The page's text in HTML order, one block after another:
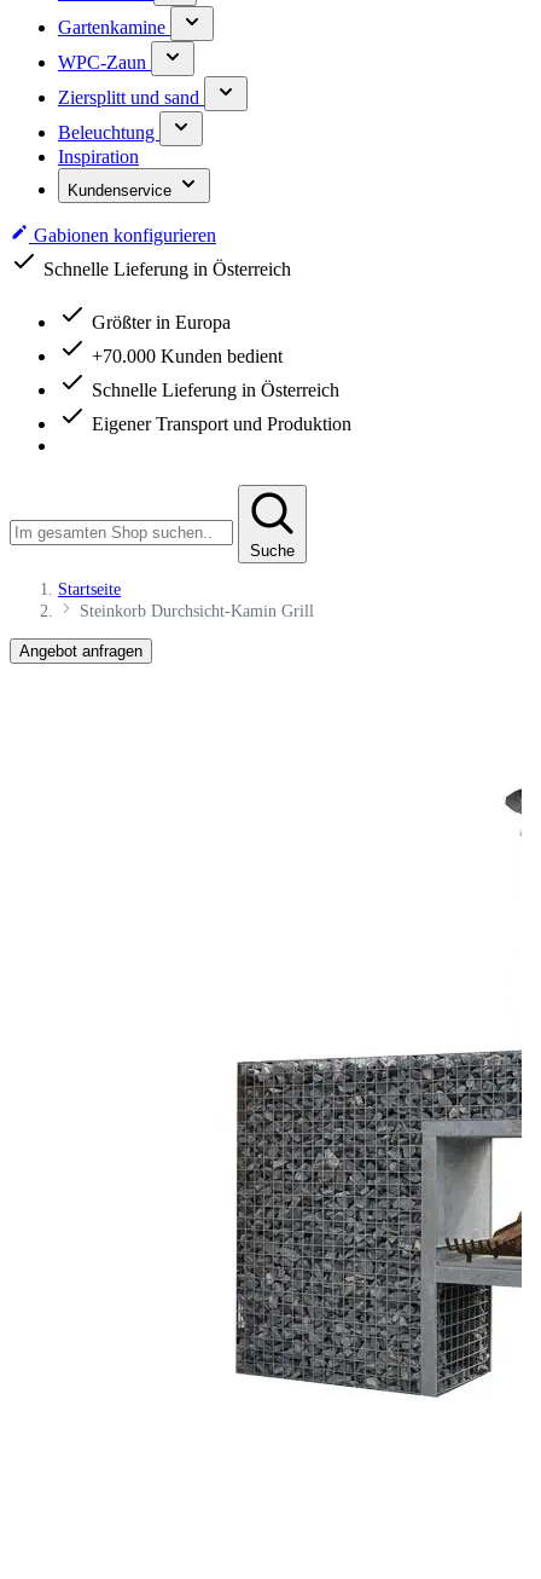
Gartenkamine
WPC-Zaun
Ziersplitt und sand
Beleuchtung
Inspiration
Kundenservice
Gabionen konfigurieren
Schnelle Lieferung in Österreich
Größter in Europa
+70.000 Kunden bedient
Schnelle Lieferung in Österreich
Eigener Transport und Produktion
Suche
Startseite
Steinkorb Durchsicht-Kamin Grill
Angebot anfragen